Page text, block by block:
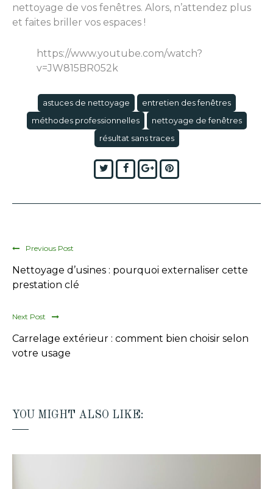
nettoyage de vos fenêtres. Alors, n’attendez plus
et faites briller vos espaces !
https://www.youtube.com/watch?
v=JW815BR052k
astuces de nettoyage
entretien des fenêtres
méthodes professionnelles
nettoyage de fenêtres
résultat sans traces
TwitterFacebook
Google+Pinterest
Previous Post
Nettoyage d’usines : pourquoi externaliser cette
prestation clé
Next Post
Carrelage extérieur : comment bien choisir selon
votre usage
YOU MIGHT ALSO LIKE: